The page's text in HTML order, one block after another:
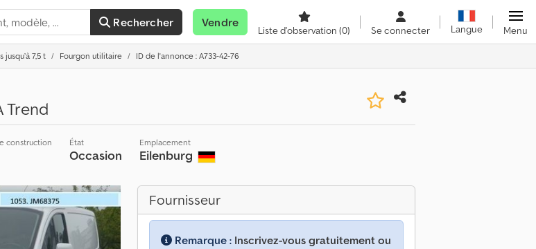
Rechercher Vendre
Liste d'observation (0) Se connecter Langue Menu
7,5 t Fourgon utilitaire ID de l'annonce : A733-42-76
Trend
construction État
Occasion
Emplacement
Eilenburg
Fournisseur
Remarque : Inscrivez-vous gratuitement ou